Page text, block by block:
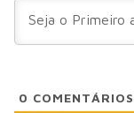
0 COMENTÁRIOS